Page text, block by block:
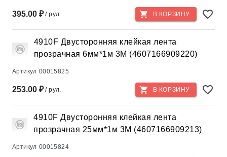
395.00 ₽/ рул. В КОРЗИНУ
4910F Двусторонняя клейкая лента
прозрачная 6мм*1м 3М (4607166909220)
Артикул 00015825
253.00 ₽/ рул. В КОРЗИНУ
4910F Двусторонняя клейкая лента
прозрачная 25мм*1м 3М (4607166909213)
Артикул 00015824